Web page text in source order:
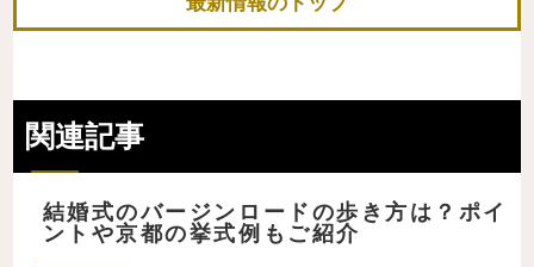
関連記事
結婚式のバージンロードの歩き方は？ポイ
ントや京都の挙式例もご紹介